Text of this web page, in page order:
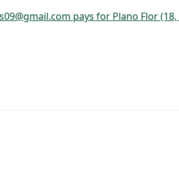
pays for Plano Flor